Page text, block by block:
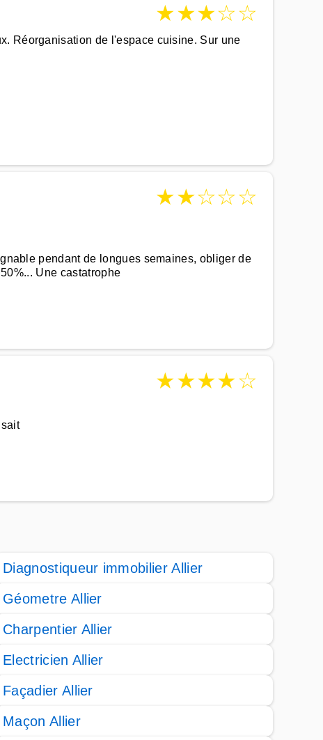
★★★☆☆
Réorganisation de l'espace cuisine. Sur une
★★☆☆☆
pendant de longues semaines, obliger de
Une castatrophe
★★★★☆
Diagnostiqueur immobilier Allier
Géometre Allier
Charpentier Allier
Electricien Allier
Façadier Allier
Maçon Allier